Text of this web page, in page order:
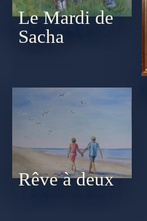
Le Mardi de
Sacha
Rêve à deux